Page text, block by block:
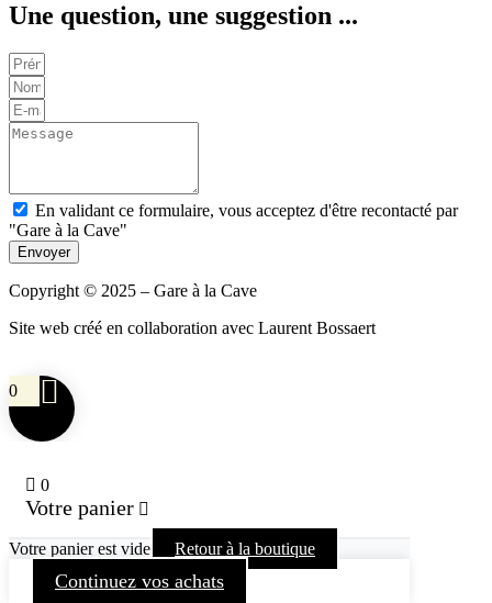
Une question, une suggestion ...
En validant ce formulaire, vous acceptez d'être recontacté par
"Gare à la Cave"
Envoyer
Copyright © 2025 – Gare à la Cave
Site web créé en collaboration avec Laurent Bossaert
0
0
Votre panier
Votre panier est vide Retour à la boutique
Continuez vos achats